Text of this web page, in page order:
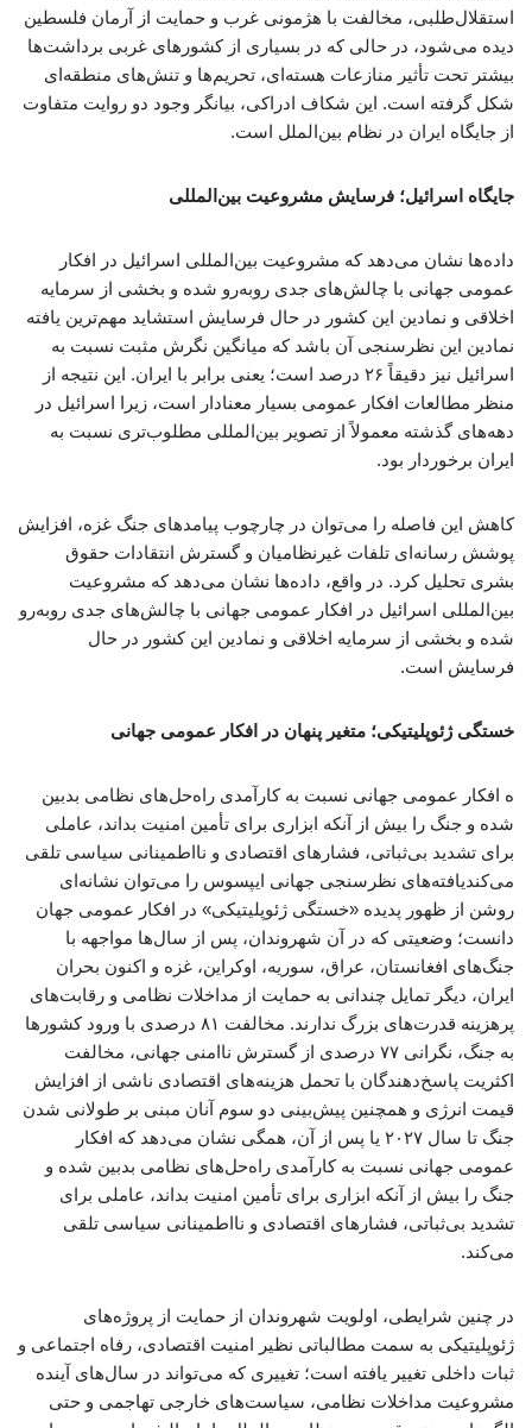
استقلال‌طلبی، مخالفت با هژمونی غرب و حمایت از آرمان فلسطین
دیده می‌شود، در حالی که در بسیاری از کشورهای غربی برداشت‌ها
بیشتر تحت تأثیر منازعات هسته‌ای، تحریم‌ها و تنش‌های منطقه‌ای
شکل گرفته است. این شکاف ادراکی، بیانگر وجود دو روایت متفاوت
از جایگاه ایران در نظام بین‌الملل است.
جایگاه اسرائیل؛ فرسایش مشروعیت بین‌المللی
داده‌ها نشان می‌دهد که مشروعیت بین‌المللی اسرائیل در افکار
عمومی جهانی با چالش‌های جدی روبه‌رو شده و بخشی از سرمایه
اخلاقی و نمادین این کشور در حال فرسایش استشاید مهم‌ترین یافته
نمادین این نظرسنجی آن باشد که میانگین نگرش مثبت نسبت به
اسرائیل نیز دقیقاً ۲۶ درصد است؛ یعنی برابر با ایران. این نتیجه از
منظر مطالعات افکار عمومی بسیار معنادار است، زیرا اسرائیل در
دهه‌های گذشته معمولاً از تصویر بین‌المللی مطلوب‌تری نسبت به
ایران برخوردار بود.
کاهش این فاصله را می‌توان در چارچوب پیامدهای جنگ غزه، افزایش
پوشش رسانه‌ای تلفات غیرنظامیان و گسترش انتقادات حقوق
بشری تحلیل کرد. در واقع، داده‌ها نشان می‌دهد که مشروعیت
بین‌المللی اسرائیل در افکار عمومی جهانی با چالش‌های جدی روبه‌رو
شده و بخشی از سرمایه اخلاقی و نمادین این کشور در حال
فرسایش است.
خستگی ژئوپلیتیکی؛ متغیر پنهان در افکار عمومی جهانی
ه افکار عمومی جهانی نسبت به کارآمدی راه‌حل‌های نظامی بدبین
شده و جنگ را بیش از آنکه ابزاری برای تأمین امنیت بداند، عاملی
برای تشدید بی‌ثباتی، فشارهای اقتصادی و نااطمینانی سیاسی تلقی
می‌کندیافته‌های نظرسنجی جهانی ایپسوس را می‌توان نشانه‌ای
روشن از ظهور پدیده «خستگی ژئوپلیتیکی» در افکار عمومی جهان
دانست؛ وضعیتی که در آن شهروندان، پس از سال‌ها مواجهه با
جنگ‌های افغانستان، عراق، سوریه، اوکراین، غزه و اکنون بحران
ایران، دیگر تمایل چندانی به حمایت از مداخلات نظامی و رقابت‌های
پرهزینه قدرت‌های بزرگ ندارند. مخالفت ۸۱ درصدی با ورود کشورها
به جنگ، نگرانی ۷۷ درصدی از گسترش ناامنی جهانی، مخالفت
اکثریت پاسخ‌دهندگان با تحمل هزینه‌های اقتصادی ناشی از افزایش
قیمت انرژی و همچنین پیش‌بینی دو سوم آنان مبنی بر طولانی شدن
جنگ تا سال ۲۰۲۷ یا پس از آن، همگی نشان می‌دهد که افکار
عمومی جهانی نسبت به کارآمدی راه‌حل‌های نظامی بدبین شده و
جنگ را بیش از آنکه ابزاری برای تأمین امنیت بداند، عاملی برای
تشدید بی‌ثباتی، فشارهای اقتصادی و نااطمینانی سیاسی تلقی
می‌کند.
در چنین شرایطی، اولویت شهروندان از حمایت از پروژه‌های
ژئوپلیتیکی به سمت مطالباتی نظیر امنیت اقتصادی، رفاه اجتماعی و
ثبات داخلی تغییر یافته است؛ تغییری که می‌تواند در سال‌های آینده
مشروعیت مداخلات نظامی، سیاست‌های خارجی تهاجمی و حتی